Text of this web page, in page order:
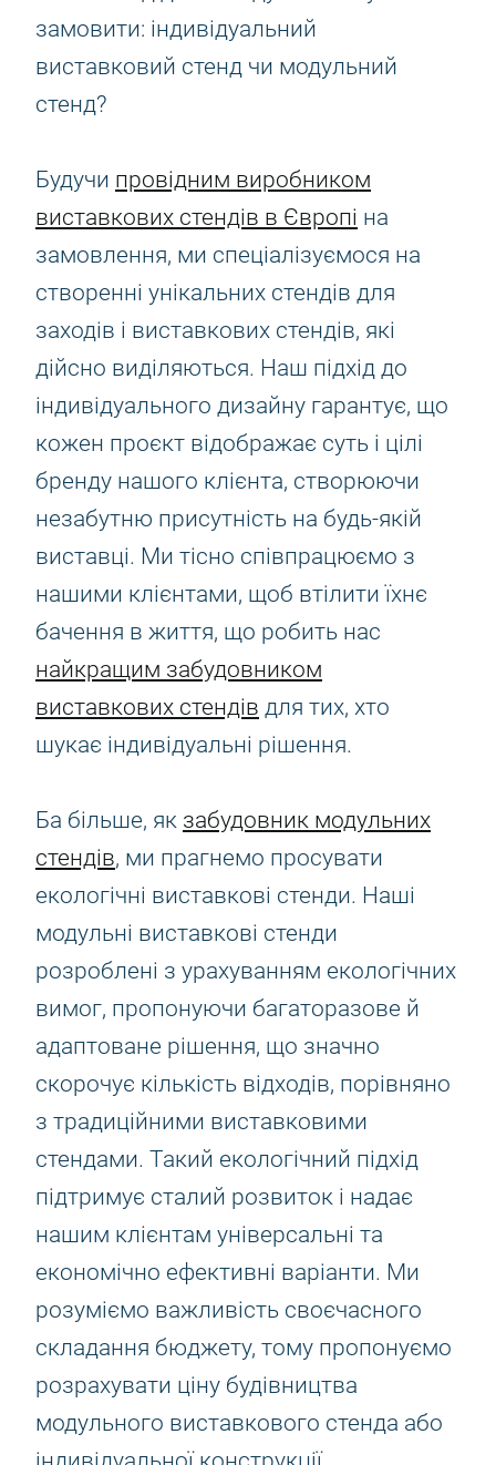
замовити: індивідуальний
виставковий стенд чи модульний
стенд?
Будучи провідним виробником
виставкових стендів в Європі на
замовлення, ми спеціалізуємося на
створенні унікальних стендів для
заходів і виставкових стендів, які
дійсно виділяються. Наш підхід до
індивідуального дизайну гарантує, що
кожен проєкт відображає суть і цілі
бренду нашого клієнта, створюючи
незабутню присутність на будь-якій
виставці. Ми тісно співпрацюємо з
нашими клієнтами, щоб втілити їхнє
бачення в життя, що робить нас
найкращим забудовником
виставкових стендів для тих, хто
шукає індивідуальні рішення.
Ба більше, як забудовник модульних
стендів, ми прагнемо просувати
екологічні виставкові стенди. Наші
модульні виставкові стенди
розроблені з урахуванням екологічних
вимог, пропонуючи багаторазове й
адаптоване рішення, що значно
скорочує кількість відходів, порівняно
з традиційними виставковими
стендами. Такий екологічний підхід
підтримує сталий розвиток і надає
нашим клієнтам універсальні та
економічно ефективні варіанти. Ми
розуміємо важливість своєчасного
складання бюджету, тому пропонуємо
розрахувати ціну будівництва
модульного виставкового стенда або